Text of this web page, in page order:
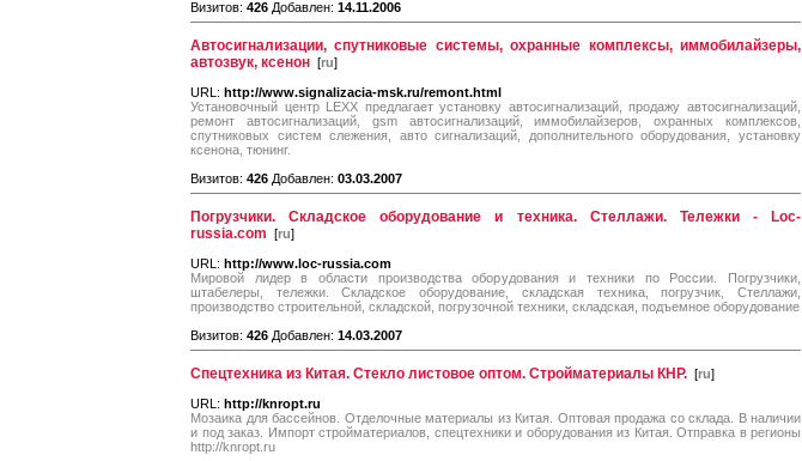
Визитов: 426 Добавлен: 14.11.2006
Автосигнализации, спутниковые системы, охранные комплексы, иммобилайзеры,
автозвук, ксенон [ru]
URL: http://www.signalizacia-msk.ru/remont.html
Установочный центр LEXX предлагает установку автосигнализаций, продажу автосигнализаций,
ремонт автосигнализаций, gsm автосигнализаций, иммобилайзеров, охранных комплексов,
спутниковых систем слежения, авто сигнализаций, дополнительного оборудования, установку
ксенона, тюнинг.
Визитов: 426 Добавлен: 03.03.2007
Погрузчики. Складское оборудование и техника. Стеллажи. Тележки - Loc-
russia.com [ru]
URL: http://www.loc-russia.com
Мировой лидер в области производства оборудования и техники по России. Погрузчики,
штабелеры, тележки. Складское оборудование, складская техника, погрузчик, Стеллажи,
производство строительной, складской, погрузочной техники, складская, подъемное оборудование
Визитов: 426 Добавлен: 14.03.2007
Спецтехника из Китая. Стекло листовое оптом. Стройматериалы КНР. [ru]
URL: http://knropt.ru
Мозаика для бассейнов. Отделочные материалы из Китая. Оптовая продажа со склада. В наличии
и под заказ. Импорт стройматериалов, спецтехники и оборудования из Китая. Отправка в регионы
http://knropt.ru